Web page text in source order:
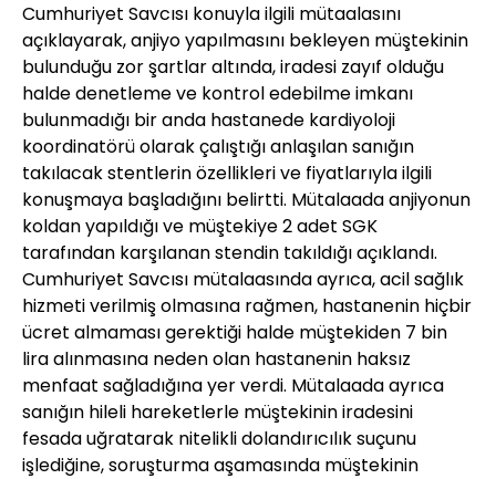
Cumhuriyet Savcısı konuyla ilgili mütaalasını
açıklayarak, anjiyo yapılmasını bekleyen müştekinin
bulunduğu zor şartlar altında, iradesi zayıf olduğu
halde denetleme ve kontrol edebilme imkanı
bulunmadığı bir anda hastanede kardiyoloji
koordinatörü olarak çalıştığı anlaşılan sanığın
takılacak stentlerin özellikleri ve fiyatlarıyla ilgili
konuşmaya başladığını belirtti. Mütalaada anjiyonun
koldan yapıldığı ve müştekiye 2 adet SGK
tarafından karşılanan stendin takıldığı açıklandı.
Cumhuriyet Savcısı mütalaasında ayrıca, acil sağlık
hizmeti verilmiş olmasına rağmen, hastanenin hiçbir
ücret almaması gerektiği halde müştekiden 7 bin
lira alınmasına neden olan hastanenin haksız
menfaat sağladığına yer verdi. Mütalaada ayrıca
sanığın hileli hareketlerle müştekinin iradesini
fesada uğratarak nitelikli dolandırıcılık suçunu
işlediğine, soruşturma aşamasında müştekinin